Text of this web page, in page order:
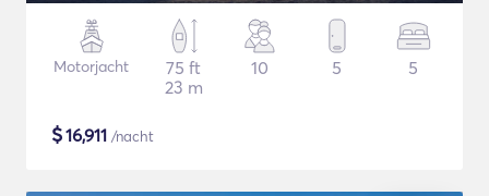
Motorjacht
75 ft
23 m
10 5 5
$16,911 /nacht